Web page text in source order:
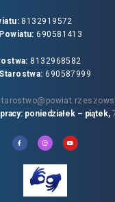
8132919572
690581413
8132968582
690587999
poniedziałek – piątek,